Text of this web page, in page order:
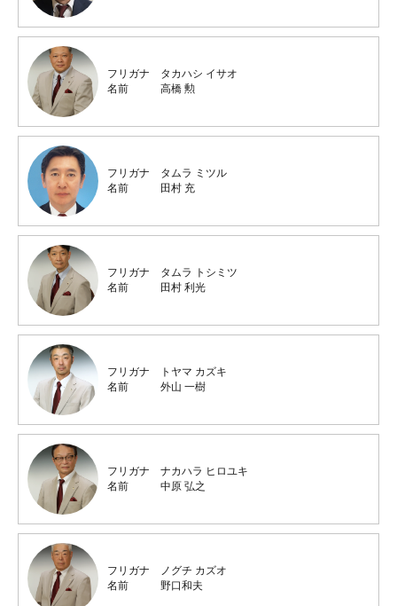
フリガナ
タカハシ イサオ
名前
高橋 勲
フリガナ
タムラ ミツル
名前
田村 充
フリガナ
タムラ トシミツ
名前
田村 利光
フリガナ
トヤマ カズキ
名前
外山 一樹
フリガナ
ナカハラ ヒロユキ
名前
中原 弘之
フリガナ
ノグチ カズオ
名前
野口和夫